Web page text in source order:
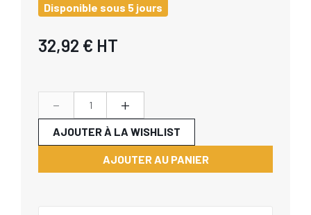
Disponible sous 5 jours
32,92 € HT
- +
AJOUTER AU PANIER
AJOUTER À LA WISHLIST